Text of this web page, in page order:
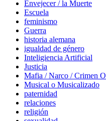
Envejecer / la Muerte
Escuela
feminismo
Guerra
historia alemana
igualdad de género
Inteligiencia Artificial
Justicia
Mafia / Narco / Crimen
Musical o Musicalizado
paternidad
relaciones
religión